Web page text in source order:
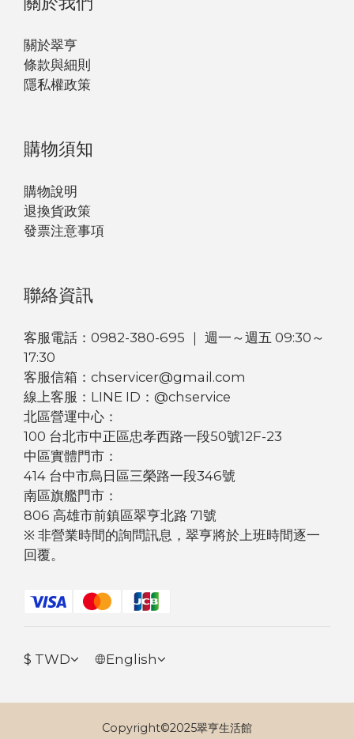
關於翠亨
條款與細則
隱私權政策
購物須知
購物說明
退換貨政策
發票注意事項
聯絡資訊
客服電話：0982-380-695 ｜ 週一～週五 09:30～
17:30
客服信箱：chservicer@gmail.com
線上客服：LINE ID：@chservice
北區營運中心：
100 台北市中正區忠孝西路一段50號12F-23
中區實體門市：
414 台中市烏日區三榮路一段346號
南區旗艦門市：
806 高雄市前鎮區翠亨北路 71號
※ 非營業時間的詢問訊息，翠亨將於上班時間逐一
回覆。
$ TWD English
Copyright©2025翠亨生活館